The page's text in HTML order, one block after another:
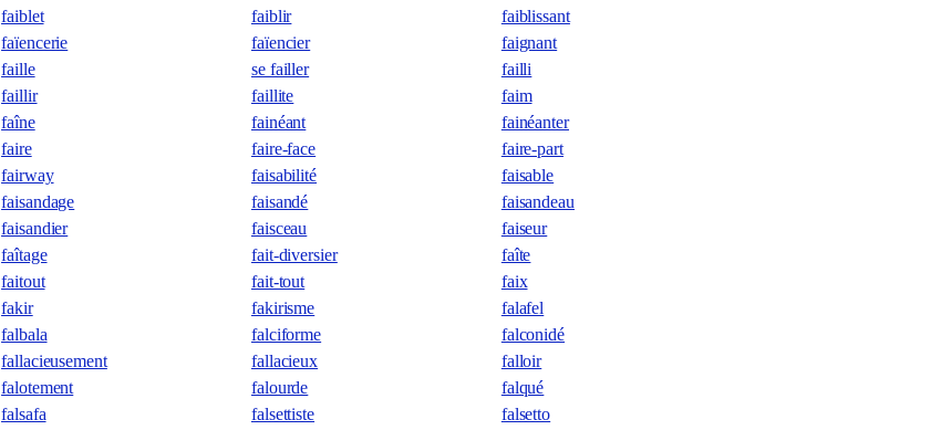
faiblet faiblir
faiblissant
faïencerie faïencier
faignant
faille se failler
failli
faillir faillite
faim
faîne fainéant
fainéanter
faire faire-face
faire-part
fairway faisabilité
faisable
faisandage faisandé
faisandeau
faisandier faisceau
faiseur
faîtage fait-diversier
faîte
faitout fait-tout
faix
fakir fakirisme
falafel
falbala falciforme
falconidé
fallacieusement fallacieux
falloir
falotement falourde
falqué
falsafa falsettiste
falsetto